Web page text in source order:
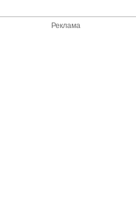
Реклама